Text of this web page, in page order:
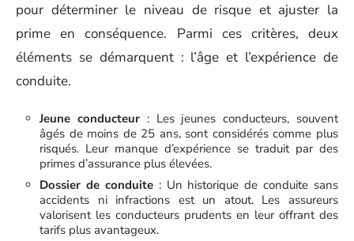
pour déterminer le niveau de risque et ajuster la
prime en conséquence. Parmi ces critères, deux
éléments se démarquent : l’âge et l’expérience de
conduite.
Jeune conducteur: Les jeunes conducteurs, souvent
âgés de moins de 25 ans, sont considérés comme plus
risqués. Leur manque d’expérience se traduit par des
primes d’assurance plus élevées.
Dossier de conduite: Un historique de conduite sans
accidents ni infractions est un atout. Les assureurs
valorisent les conducteurs prudents en leur offrant des
tarifs plus avantageux.